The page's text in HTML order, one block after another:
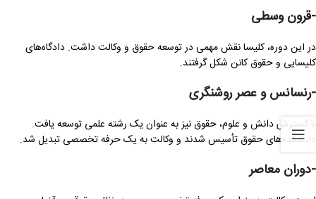
-قرون وسطی
در این دوره، کلیسا نقش مهمی در توسعه حقوق و وکالت داشت. دادگاه‌های
کلیسایی و حقوق کانن شکل گرفتند.
-رنسانس و عصر روشنگری
با گسترش دانش و علوم، حقوق نیز به عنوان یک رشته علمی توسعه یافت.
دانشکده‌های حقوق تأسیس شدند و وکالت به یک حرفه تخصصی تبدیل شد.
-دوران معاصر